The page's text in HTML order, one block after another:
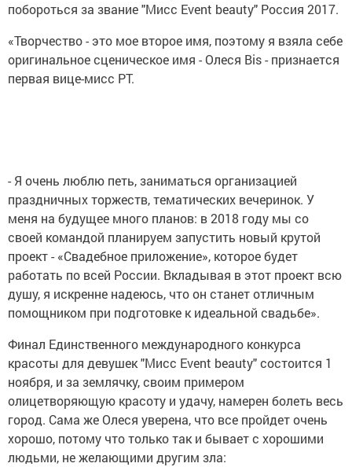
побороться за звание "Мисс Event beauty" Россия 2017.
«Творчество - это мое второе имя, поэтому я взяла себе
оригинальное сценическое имя - Олеся Bis - признается
первая вице-мисс РТ.
- Я очень люблю петь, заниматься организацией
праздничных торжеств, тематических вечеринок. У
меня на будущее много планов: в 2018 году мы со
своей командой планируем запустить новый крутой
проект - «Свадебное приложение», которое будет
работать по всей России. Вкладывая в этот проект всю
душу, я искренне надеюсь, что он станет отличным
помощником при подготовке к идеальной свадьбе».
Финал Единственного международного конкурса
красоты для девушек "Мисс Event beauty" состоится 1
ноября, и за землячку, своим примером
олицетворяющую красоту и удачу, намерен болеть весь
город. Сама же Олеся уверена, что все пройдет очень
хорошо, потому что только так и бывает с хорошими
людьми, не желающими другим зла: